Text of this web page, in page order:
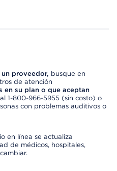
un proveedor, busque en
de atención
en su plan o que aceptan
1-800-966-5955 (sin costo) o
con problemas auditivos o
en línea se actualiza
de médicos, hospitales,